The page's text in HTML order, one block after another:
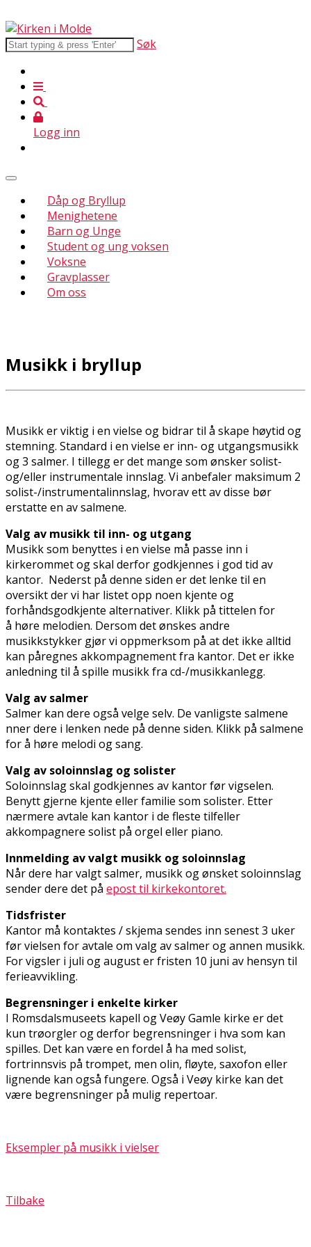
Søk
Logg inn
Dåp og Bryllup
Menighetene
Barn og Unge
Student og ung voksen
Voksne
Gravplasser
Om oss
Musikk i bryllup
Musikk er viktig i en vielse og bidrar til å skape høytid og
stemning. Standard i en vielse er inn- og utgangsmusikk
og 3 salmer. I tillegg er det mange som ønsker solist-
og/eller instrumentale innslag. Vi anbefaler maksimum 2
solist-/instrumentalinnslag, hvorav ett av disse bør
erstatte en av salmene.
Valg av musikk til inn- og utgang
Musikk som benyttes i en vielse må passe inn i
kirkerommet og skal derfor godkjennes i god tid av
kantor. Nederst på denne siden er det lenke til en
oversikt der vi har listet opp noen kjente og
forhåndsgodkjente alternativer. Klikk på tittelen for
å høre melodien. Dersom det ønskes andre
musikkstykker gjør vi oppmerksom på at det ikke alltid
kan påregnes akkompagnement fra kantor. Det er ikke
anledning til å spille musikk fra cd-/musikkanlegg.
Valg av salmer
Salmer kan dere også velge selv. De vanligste salmene
finner dere i lenken nede på denne siden. Klikk på salmene
for å høre melodi og sang.
Valg av soloinnslag og solister
Soloinnslag skal godkjennes av kantor før vigselen.
Benytt gjerne kjente eller familie som solister. Etter
nærmere avtale kan kantor i de fleste tilfeller
akkompagnere solist på orgel eller piano.
Innmelding av valgt musikk og soloinnslag
Når dere har valgt salmer, musikk og ønsket soloinnslag
sender dere det på epost til kirkekontoret.
Tidsfrister
Kantor må kontaktes / skjema sendes inn senest 3 uker
før vielsen for avtale om valg av salmer og annen musikk.
For vigsler i juli og august er fristen 10 juni av hensyn til
ferieavvikling.
Begrensninger i enkelte kirker
I Romsdalsmuseets kapell og Veøy Gamle kirke er det
kun trøorgler og derfor begrensninger i hva som kan
spilles. Det kan være en fordel å ha med solist,
fortrinnsvis på trompet, men fiolin, fløyte, saxofon eller
lignende kan også fungere. Også i Veøy kirke kan det
være begrensninger på mulig repertoar.
Eksempler på musikk i vielser
Tilbake